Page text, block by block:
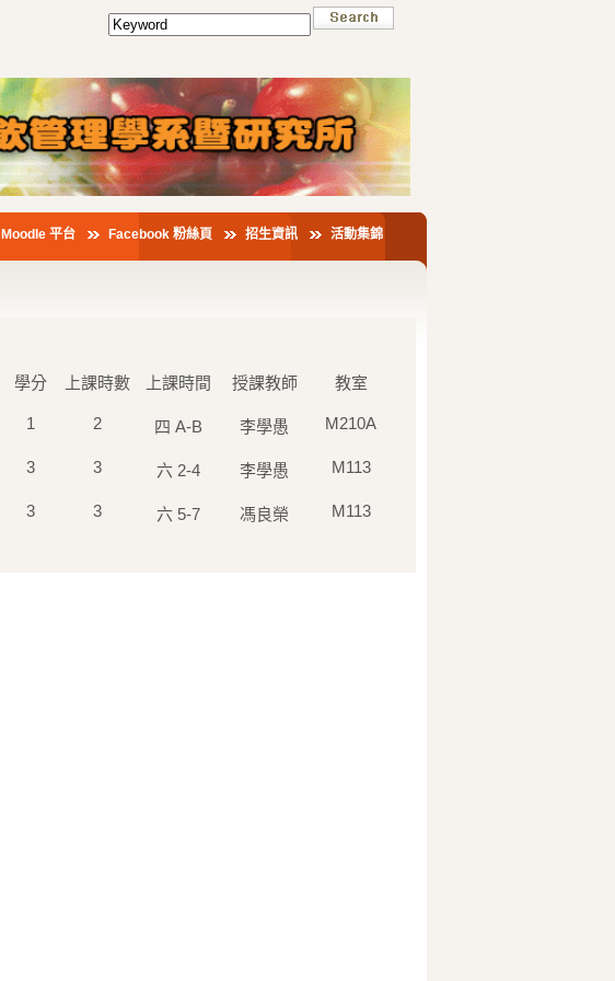
Moodle 平台 Facebook 粉絲頁 招生資訊 活動集錦
學分 上課時數 上課時間 授課教師 教室
1 2 四 A-B 李學愚 M210A
3 3 六 2-4 李學愚 M113
3 3 六 5-7 馮良榮 M113